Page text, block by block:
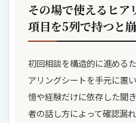
その場で使えるヒア
項目を5列で持つと
初回相談を構造的に進める
アリングシートを手元に置
憶や経験だけに依存した聞
者の話し方によって確認漏